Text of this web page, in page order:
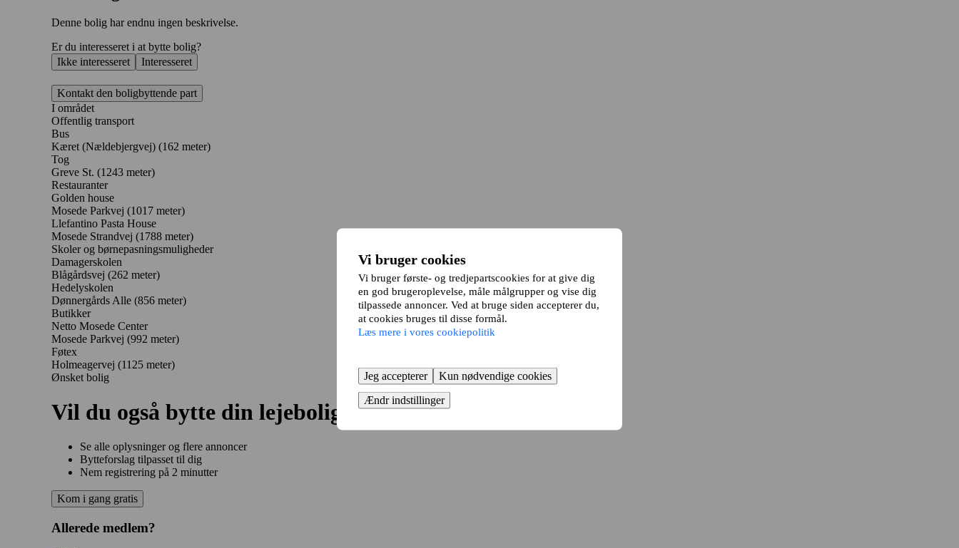
Vi bruger cookies
Vi bruger første- og tredjepartscookies for at give dig
en god brugeroplevelse, måle målgrupper og vise dig
tilpassede annoncer. Ved at bruge siden accepterer du,
at cookies bruges til disse formål.
Læs mere i vores cookiepolitik
Jeg accepterer
Kun nødvendige cookies
Ændr indstillinger
Denne bolig har endnu ingen beskrivelse.
Er du interesseret i at bytte bolig?
Ikke interesseret
Interesseret
Kontakt den boligbyttende part
I området
Offentlig transport
Bus
Kæret (Nældebjergvej) (162 meter)
Tog
Greve St. (1243 meter)
Restauranter
Golden house
Mosede Parkvej (1017 meter)
Llefantino Pasta House
Mosede Strandvej (1788 meter)
Skoler og børnepasningsmuligheder
Damagerskolen
Blågårdsvej (262 meter)
Hedelyskolen
Dønnergårds Alle (856 meter)
Butikker
Netto Mosede Center
Mosede Parkvej (992 meter)
Føtex
Holmeagervej (1125 meter)
Ønsket bolig
Vil du også bytte din lejebolig?
Se alle oplysninger og flere annoncer
Bytteforslag tilpasset til dig
Nem registrering på 2 minutter
Kom i gang gratis
Allerede medlem?